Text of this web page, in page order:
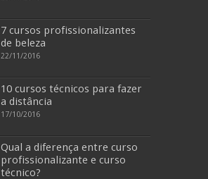
7 cursos profissionalizantes
de beleza
22/11/2016
10 cursos técnicos para fazer
a distância
17/10/2016
Qual a diferença entre curso
profissionalizante e curso
técnico?